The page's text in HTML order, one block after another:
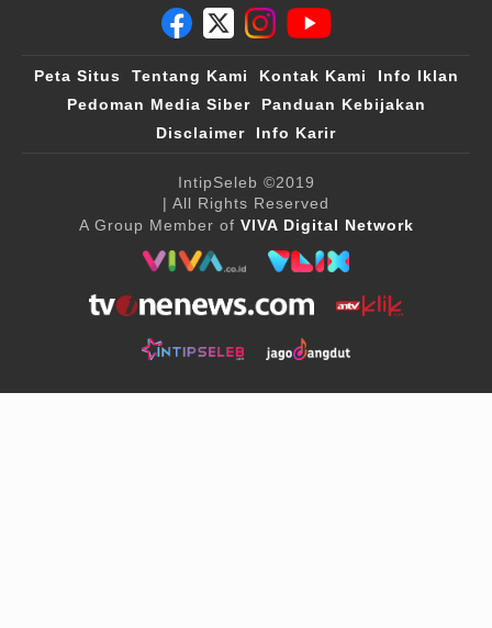
Peta Situs Tentang Kami Kontak Kami
Info Iklan
Pedoman Media Siber
Panduan Kebijakan
Disclaimer
Info Karir
IntipSeleb ©2019
| All Rights Reserved
A Group Member of VIVA Digital Network